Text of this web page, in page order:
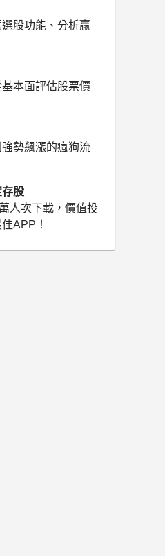
股功能、分析贏
本面評估股票價
勢飆漲的瘋狗流
存股
人次下載，價值投
APP！